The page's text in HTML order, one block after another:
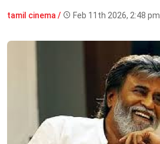
tamil cinema / Feb 11th 2026, 2:48 pm